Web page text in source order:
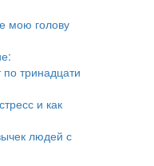
мою голову
по тринадцати
и как
людей с